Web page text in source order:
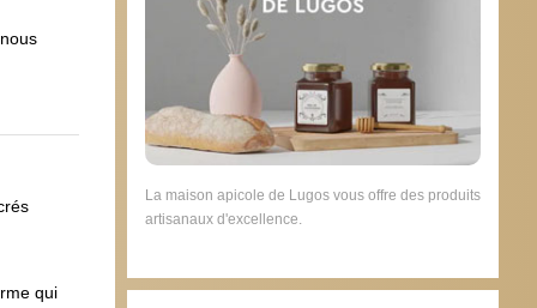
qui
La maison apicole de Lugos vous offre des produits
artisanaux d'excellence.